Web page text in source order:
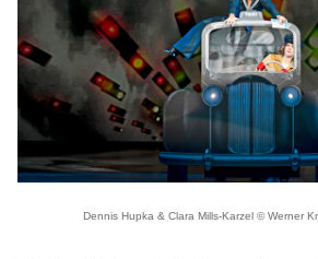
Dennis Hupka & Clara Mills-Karzel © Werner